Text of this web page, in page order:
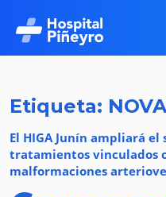
Etiqueta:
El HIGA Junín ampliará
tratamientos vinculados
malformaciones